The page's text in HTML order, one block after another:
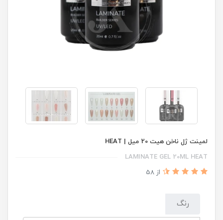
لمینت ژل ناخن هیت 20 میل | HEAT
LAMINATE GEL 20ML HEAT
از 58
رنگ